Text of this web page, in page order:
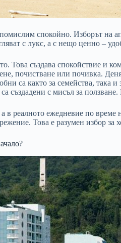
спокойно. Изборът на
с лукс, а с нещо ценно –
Това създава спокойствие и
почистване или почивка.
са както за семейства, така
създадени с мисъл за
реалното ежедневие по време
Това е разумен избор за